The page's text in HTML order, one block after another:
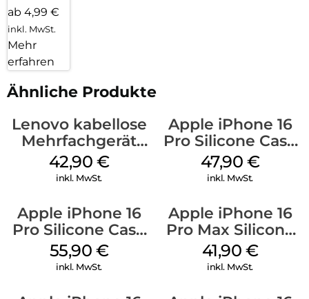
ab 4,99 €
inkl. MwSt.
Mehr
erfahren
Ähnliche Produkte
Lenovo kabellose
Mehrfachgerät
Luna Grey
42,90 €
inkl. MwSt.
Apple iPhone 16
Pro Silicone Case
MagSafe Denim
47,90 €
inkl. MwSt.
Apple iPhone 16
Pro Silicone Case
MagSafe Stone
Gray
55,90 €
inkl. MwSt.
Apple iPhone 16
Pro Max Silicone
Case MagSafe
Ultramarine
41,90 €
inkl. MwSt.